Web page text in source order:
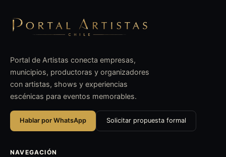
Portal de Artistas conecta empresas,
municipios, productoras y organizadores
con artistas, shows y experiencias
escénicas para eventos memorables.
Hablar por WhatsApp Solicitar propuesta formal
NAVEGACIÓN